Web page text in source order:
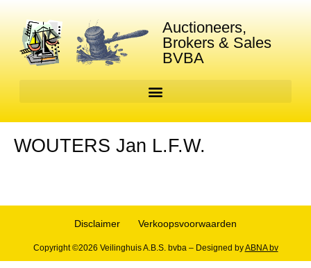
Auctioneers,
Brokers & Sales
BVBA
WOUTERS Jan L.F.W.
Disclaimer Verkoopsvoorwaarden
Copyright ©2026 Veilinghuis A.B.S. bvba – Designed byABNA bv